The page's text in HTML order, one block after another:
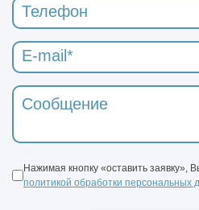
Нажимая кнопку «оставить заявку»,
политикой обработки персональных